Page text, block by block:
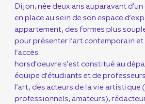
Dijon, née deux ans auparavant
en place au sein de son espace
appartement, des formes plus
pour présenter l’art contemporain
l’accès.
horsd’oeuvre s’est constitué au
équipe d’étudiants et de
l’art, des acteurs de la vie artistique
professionnels, amateurs),